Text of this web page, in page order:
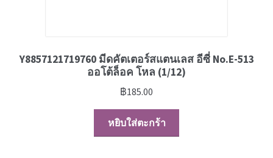
Y8857121719760 มีดคัตเตอร์สแตนเลส อีซี่ No.E-513
ออโต้ล็อค โหล (1/12)
฿185.00
หยิบใส่ตะกร้า